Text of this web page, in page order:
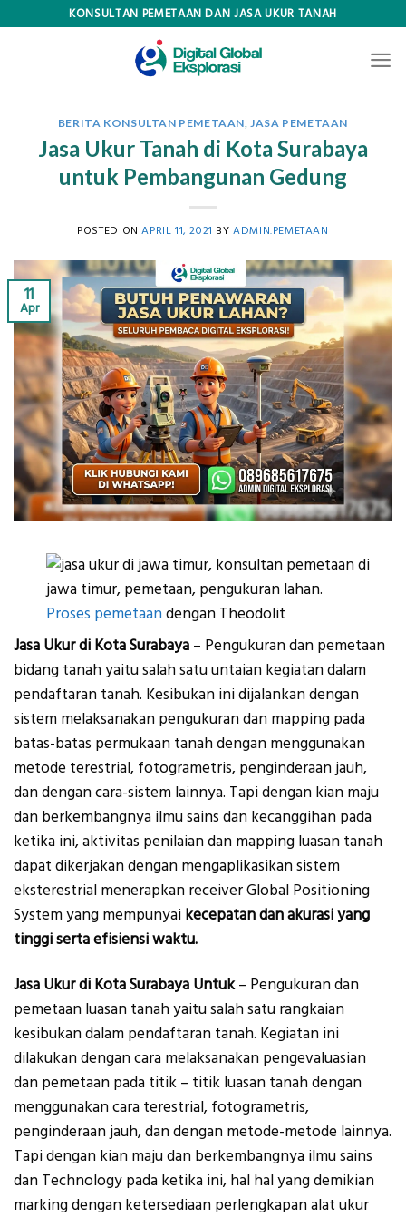
KONSULTAN PEMETAAN DAN JASA UKUR TANAH
BERITA KONSULTAN PEMETAAN,JASA PEMETAAN
Jasa Ukur Tanah di Kota Surabaya
untuk Pembangunan Gedung
POSTED ONAPRIL 11, 2021 BYADMIN.PEMETAAN
11
Apr
Proses pemetaandengan Theodolit
Jasa Ukur di Kota Surabaya – Pengukuran dan pemetaan
bidang tanah yaitu salah satu untaian kegiatan dalam
pendaftaran tanah. Kesibukan ini dijalankan dengan
sistem melaksanakan pengukuran dan mapping pada
batas-batas permukaan tanah dengan menggunakan
metode terestrial, fotogrametris, penginderaan jauh,
dan dengan cara-sistem lainnya. Tapi dengan kian maju
dan berkembangnya ilmu sains dan kecanggihan pada
ketika ini, aktivitas penilaian dan mapping luasan tanah
dapat dikerjakan dengan mengaplikasikan sistem
eksterestrial menerapkan receiver Global Positioning
System yang mempunyai kecepatan dan akurasi yang
tinggi serta efisiensi waktu.
Jasa Ukur di Kota Surabaya Untuk– Pengukuran dan
pemetaan luasan tanah yaitu salah satu rangkaian
kesibukan dalam pendaftaran tanah. Kegiatan ini
dilakukan dengan cara melaksanakan pengevaluasian
dan pemetaan pada titik – titik luasan tanah dengan
menggunakan cara terestrial, fotogrametris,
penginderaan jauh, dan dengan metode-metode lainnya.
Tapi dengan kian maju dan berkembangnya ilmu sains
dan Technology pada ketika ini, hal hal yang demikian
marking dengan ketersediaan perlengkapan alat ukur